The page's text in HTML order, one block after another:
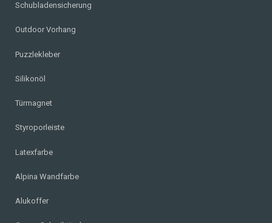
Schubladensicherung
Outdoor Vorhang
Puzzlekleber
Silikonöl
Türmagnet
Styroporleiste
Latexfarbe
Alpina Wandfarbe
Alukoffer